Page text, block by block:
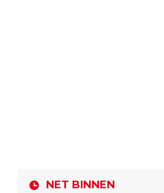
NET BINNEN